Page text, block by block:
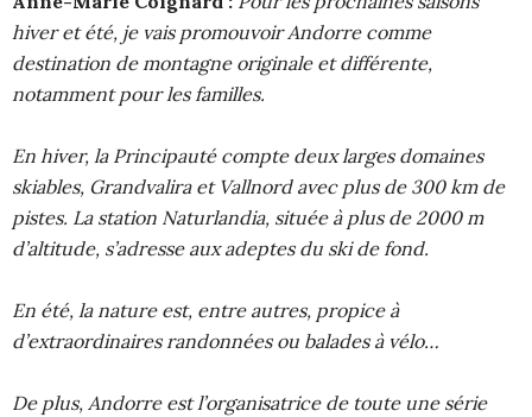
hiver et été, je vais promouvoir Andorre comme
destination de montagne originale et différente,
notamment pour les familles.
En hiver, la Principauté compte deux larges domaines
skiables, Grandvalira et Vallnord avec plus de 300 km de
pistes. La station Naturlandia, située à plus de 2000 m
d’altitude, s’adresse aux adeptes du ski de fond.
En été, la nature est, entre autres, propice à
d’extraordinaires randonnées ou balades à vélo…
De plus, Andorre est l’organisatrice de toute une série